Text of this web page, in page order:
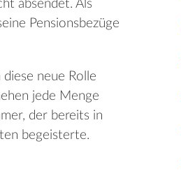
absendet. Als
Pensionsbezüge
neue Rolle
jede Menge
der bereits in
begeisterte.